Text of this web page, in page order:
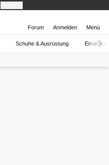
Forum Anmelden Menü
Schuhe & Ausrüstung